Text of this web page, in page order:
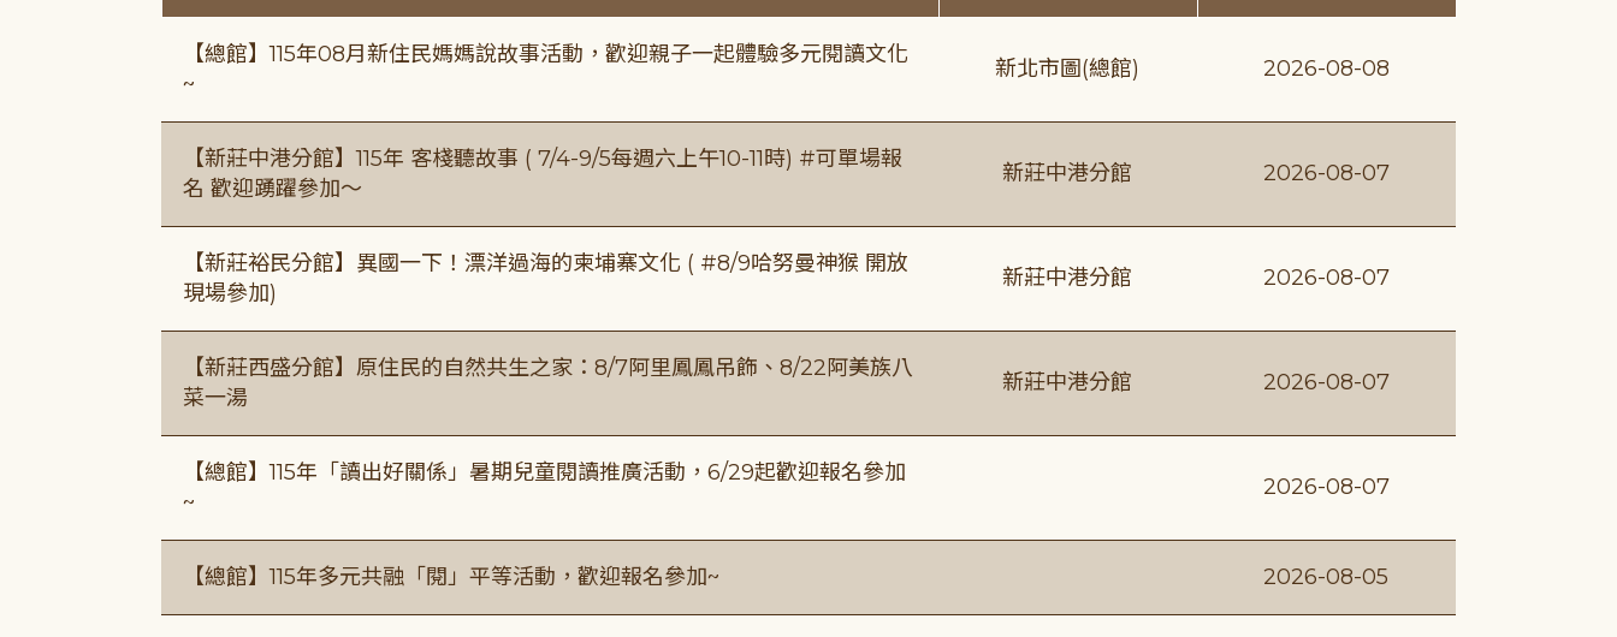
【總館】115年08月新住民媽媽說故事活動，歡迎親子一起體驗多元閱讀文化
~
新北市圖(總館) 2026-08-08
【新莊中港分館】115年 客棧聽故事 ( 7/4-9/5每週六上午10-11時) #可單場報
名 歡迎踴躍參加～
新莊中港分館 2026-08-07
【新莊裕民分館】異國一下！漂洋過海的柬埔寨文化 ( #8/9哈努曼神猴 開放
現場參加)
新莊中港分館 2026-08-07
【新莊西盛分館】原住民的自然共生之家：8/7阿里鳳鳳吊飾、8/22阿美族八
菜一湯
新莊中港分館 2026-08-07
【總館】115年「讀出好關係」暑期兒童閱讀推廣活動，6/29起歡迎報名參加
~
2026-08-07
【總館】115年多元共融「閱」平等活動，歡迎報名參加~ 2026-08-05